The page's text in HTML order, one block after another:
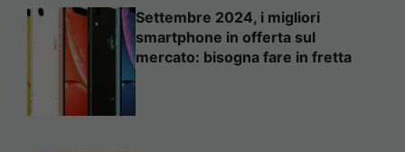
Settembre 2024, i migliori
smartphone in offerta sul
mercato: bisogna fare in fretta